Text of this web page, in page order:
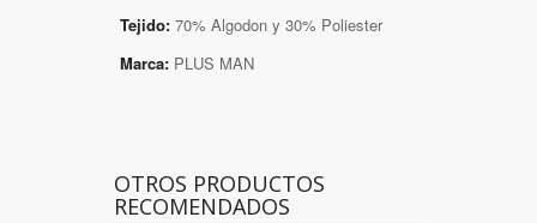
Tejido: 70% Algodon y 30% Poliester
Marca: PLUS MAN
OTROS PRODUCTOS
RECOMENDADOS